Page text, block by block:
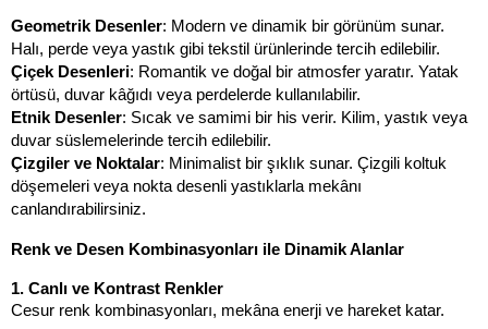
Geometrik Desenler: Modern ve dinamik bir görünüm sunar.
Halı, perde veya yastık gibi tekstil ürünlerinde tercih edilebilir.
Çiçek Desenleri: Romantik ve doğal bir atmosfer yaratır. Yatak
örtüsü, duvar kâğıdı veya perdelerde kullanılabilir.
Etnik Desenler: Sıcak ve samimi bir his verir. Kilim, yastık veya
duvar süslemelerinde tercih edilebilir.
Çizgiler ve Noktalar: Minimalist bir şıklık sunar. Çizgili koltuk
döşemeleri veya nokta desenli yastıklarla mekânı
canlandırabilirsiniz.
Renk ve Desen Kombinasyonları ile Dinamik Alanlar
1. Canlı ve Kontrast Renkler
Cesur renk kombinasyonları, mekâna enerji ve hareket katar.